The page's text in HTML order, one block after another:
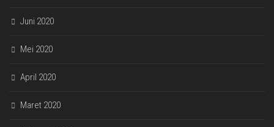
Juni 2020
Mei 2020
April 2020
Maret 2020